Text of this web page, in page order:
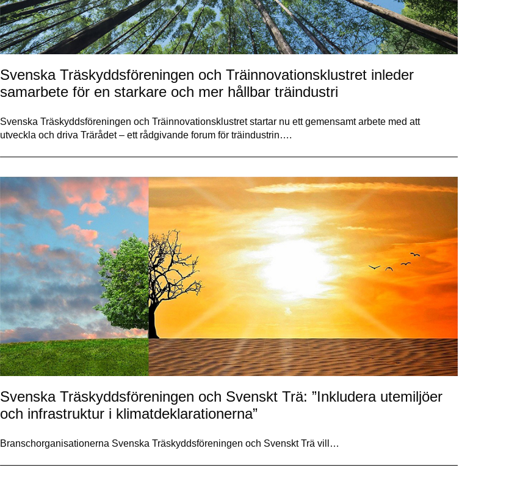
Svenska Träskyddsföreningen och Träinnovationsklustret inleder
samarbete för en starkare och mer hållbar träindustri
Svenska Träskyddsföreningen och Träinnovationsklustret startar nu ett gemensamt arbete med att
utveckla och driva Trärådet – ett rådgivande forum för träindustrin….
Svenska Träskyddsföreningen och Svenskt Trä: ”Inkludera utemiljöer
och infrastruktur i klimatdeklarationerna”
Branschorganisationerna Svenska Träskyddsföreningen och Svenskt Trä vill…